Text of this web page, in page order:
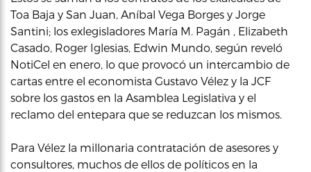
Toa Baja y San Juan, Aníbal Vega Borges y Jorge
Santini; los exlegisladores María M. Pagán , Elizabeth
Casado, Roger Iglesias, Edwin Mundo, según reveló
NotiCel en enero, lo que provocó un intercambio de
cartas entre el economista Gustavo Vélez y la JCF
sobre los gastos en la Asamblea Legislativa y el
reclamo del entepara que se reduzcan los mismos.
Para Vélez la millonaria contratación de asesores y
consultores, muchos de ellos de políticos en la